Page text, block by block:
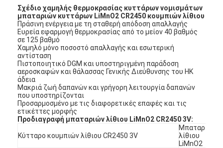
Σχέδιο χαμηλής θερμοκρασίας κυττάρων νομισμάτων
μπαταριών κυττάρων LiMnO2 CR2450 κουμπιών λίθιου
Πράσινη ενέργεια με τη σταθερή απόδοση απαλλαγής
Ευρεία εφαρμογή θερμοκρασίας από το μείον 40 βαθμός
σε 125 βαθμό
Χαμηλό μόνο ποσοστό απαλλαγής και εσωτερική
αντίσταση
Πιστοποιητικό DGM και υποστηριγμένη παράδοση
αεροσκαφών και θάλασσας Γενικής Διεύθυνσης του HK
άδεια
Μακριά ζωή δαπανών και γρήγορη λειτουργία δαπανών
που υποστηρίζονται
Προσαρμοσμένο με τις διαφορετικές επαφές και τις
ετικέττες μορφής
Προδιαγραφή μπαταριών λίθιου LiMnO2 CR2450 3V:
Κύτταρο κουμπιών λίθιου CR2450 3V
Μπαταρία
λίθιου
LiMnO2